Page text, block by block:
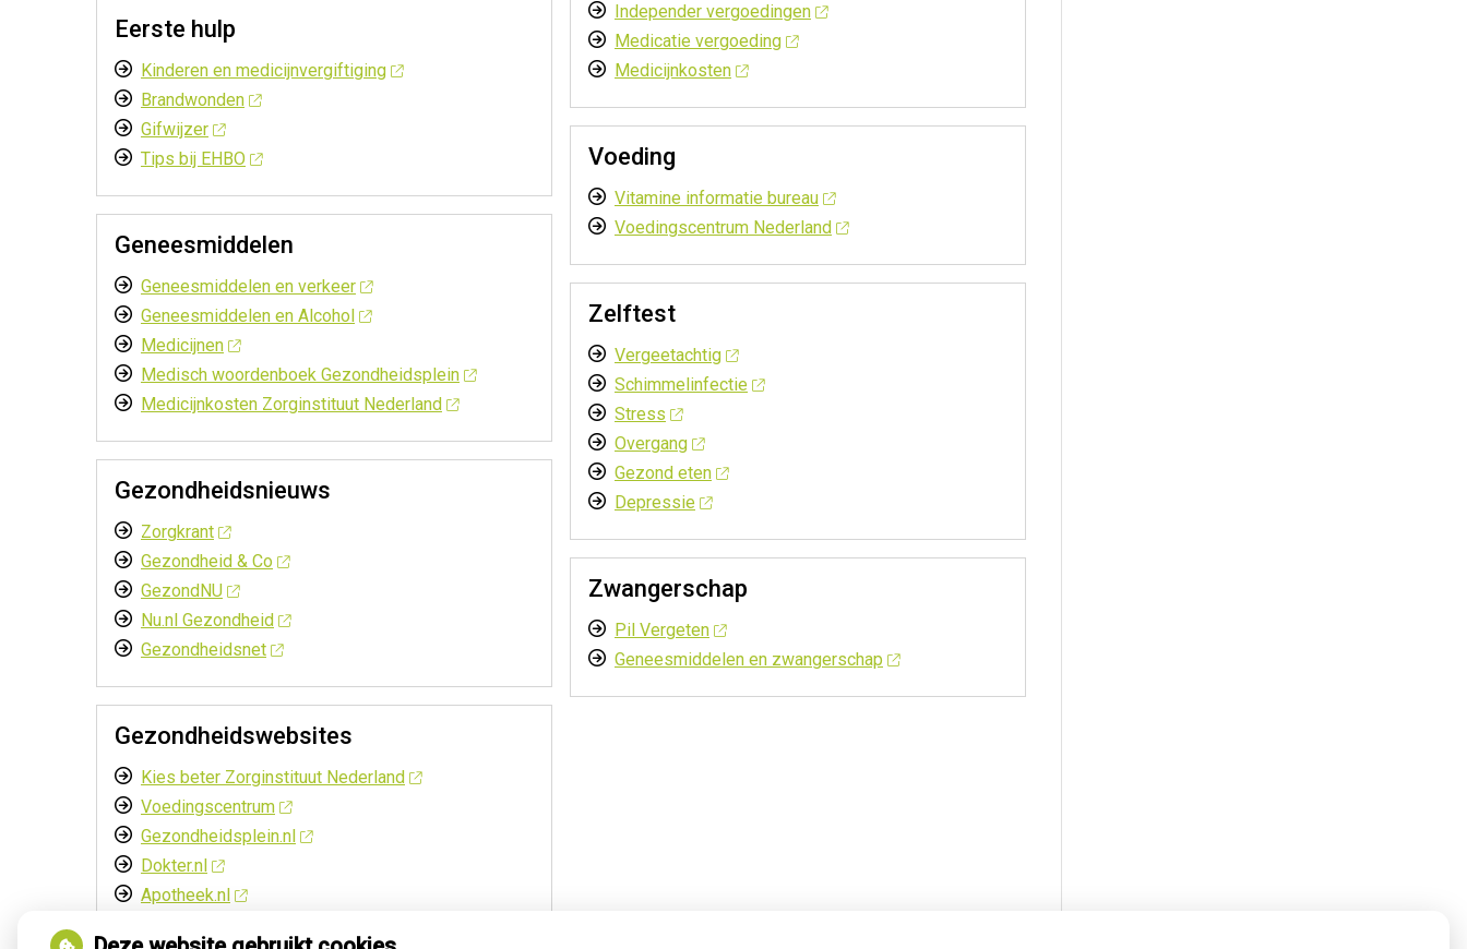
Eerste hulp
Kinderen en medicijnvergiftiging
Brandwonden
Gifwijzer
Tips bij EHBO
Geneesmiddelen
Geneesmiddelen en verkeer
Geneesmiddelen en Alcohol
Medicijnen
Medisch woordenboek Gezondheidsplein
Medicijnkosten Zorginstituut Nederland
Gezondheidsnieuws
Zorgkrant
Gezondheid & Co
GezondNU
Nu.nl Gezondheid
Gezondheidsnet
Gezondheidswebsites
Kies beter Zorginstituut Nederland
Voedingscentrum
Gezondheidsplein.nl
Dokter.nl
Apotheek.nl
Independer vergoedingen
Medicatie vergoeding
Medicijnkosten
Voeding
Vitamine informatie bureau
Voedingscentrum Nederland
Zelftest
Vergeetachtig
Schimmelinfectie
Stress
Overgang
Gezond eten
Depressie
Zwangerschap
Pil Vergeten
Geneesmiddelen en zwangerschap